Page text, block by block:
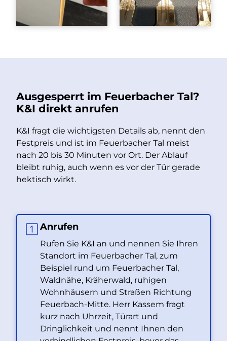
Ausgesperrt im Feuerbacher Tal?
K&I direkt anrufen
K&I fragt die wichtigsten Details ab, nennt den
Festpreis und ist im Feuerbacher Tal meist
nach 20 bis 30 Minuten vor Ort. Der Ablauf
bleibt ruhig, auch wenn es vor der Tür gerade
hektisch wirkt.
Anrufen
Rufen Sie K&I an und nennen Sie Ihren
Standort im Feuerbacher Tal, zum
Beispiel rund um Feuerbacher Tal,
Waldnähe, Kräherwald, ruhigen
Wohnhäusern und Straßen Richtung
Feuerbach-Mitte. Herr Kassem fragt
kurz nach Uhrzeit, Türart und
Dringlichkeit und nennt Ihnen den